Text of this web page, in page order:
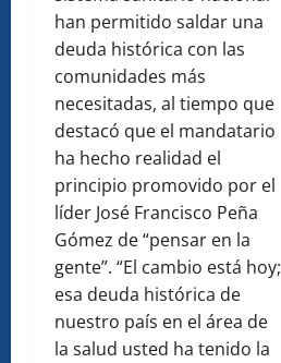
han permitido saldar una
deuda histórica con las
comunidades más
necesitadas, al tiempo que
destacó que el mandatario
ha hecho realidad el
principio promovido por el
líder José Francisco Peña
Gómez de “pensar en la
gente”. “El cambio está hoy;
esa deuda histórica de
nuestro país en el área de
la salud usted ha tenido la